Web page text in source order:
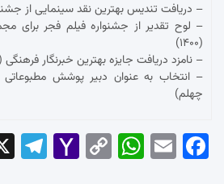
– دریافت تندیس بهترین نقد سینمایی از
– لوح تقدیر از جشنواره فیلم فجر برای
(۱۴۰۰)
– نامزد دریافت جایزه بهترین خبرنگار فرهنگی
– انتخاب به عنوان دبیر پوشش
چهلم)
Fac
Em
Wh
Co
Yah
Tel